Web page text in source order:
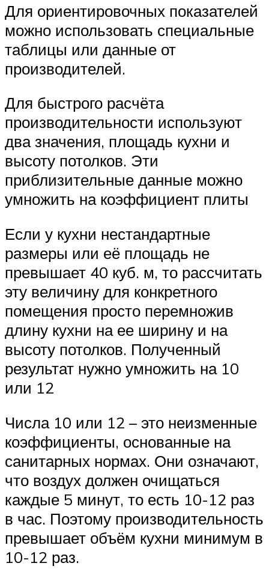
Для ориентировочных показателей
можно использовать специальные
таблицы или данные от
производителей.
Для быстрого расчёта
производительности используют
два значения, площадь кухни и
высоту потолков. Эти
приблизительные данные можно
умножить на коэффициент плиты
Если у кухни нестандартные
размеры или её площадь не
превышает 40 куб. м, то рассчитать
эту величину для конкретного
помещения просто перемножив
длину кухни на ее ширину и на
высоту потолков. Полученный
результат нужно умножить на 10
или 12
Числа 10 или 12 – это неизменные
коэффициенты, основанные на
санитарных нормах. Они означают,
что воздух должен очищаться
каждые 5 минут, то есть 10-12 раз
в час. Поэтому производительность
превышает объём кухни минимум в
10-12 раз.